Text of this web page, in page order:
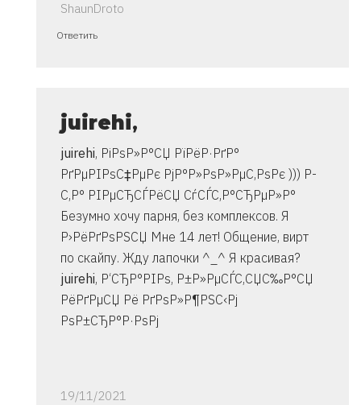
ShaunDroto
Ответ
очень
от
Владимир
Ответить
juirehi,
juirehi, РіРѕР»Р°СЏ РїРёР·РґР°
РґРµРІРѕС‡РµРє РјР°Р»РѕР»РµС‚РѕРє ))) Р­
С‚Р° РІРµСЂСЃРёСЏ СѓСЃС‚Р°СЂРµР»Р°
Безумно хочу парня, без комплексов. Я
Р›РёРґРѕРЅСЏ Мне 14 лет! Общение, вирт
по скайпу. Жду лапочки ^_^ Я красивая?
juirehi, Р‘СЂР°РІРѕ, Р±Р»РµСЃС‚СЏС‰Р°СЏ
РёРґРµСЏ Рё РґРѕР»Р¶РЅС‹Рј
РѕР±СЂР°Р·РѕРј
19/11/2021